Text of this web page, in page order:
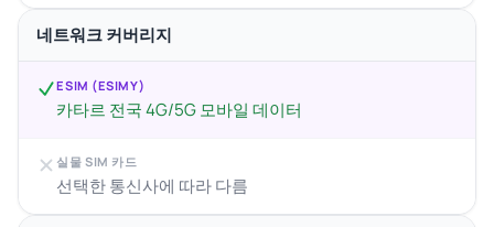
네트워크 커버리지
ESIM (ESIMY)
카타르 전국 4G/5G 모바일 데이터
실물 SIM 카드
선택한 통신사에 따라 다름